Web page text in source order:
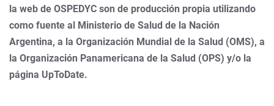
la web de OSPEDYC son de producción propia utilizando
como fuente al Ministerio de Salud de la Nación
Argentina, a la Organización Mundial de la Salud (OMS), a
la Organización Panamericana de la Salud (OPS) y/o la
página UpToDate.